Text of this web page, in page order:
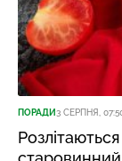
ПОРАДИ3 СЕРПНЯ,